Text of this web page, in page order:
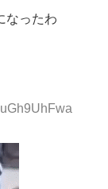
なったわ